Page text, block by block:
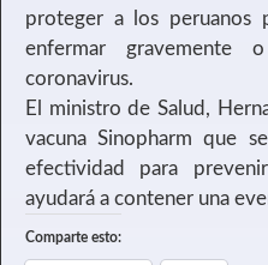
proteger a los peruanos
enfermar
coronavirus.
El ministro de Salud,
vacuna Sinopharm que
efectividad para
ayudará a contener una
Comparte esto: